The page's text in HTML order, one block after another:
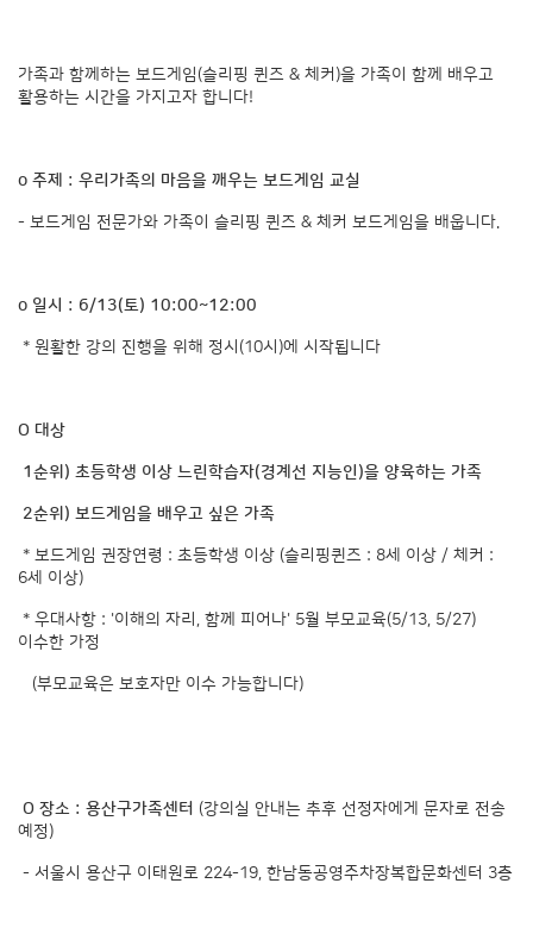
가족과 함께하는 보드게임(슬리핑 퀸즈 & 체커)을 가족이 함께 배우고
활용하는 시간을 가지고자 합니다!
o 주제 : 우리가족의 마음을 깨우는 보드게임 교실
- 보드게임 전문가와 가족이 슬리핑 퀸즈 & 체커 보드게임을 배웁니다.
o 일시 : 6/13(토) 10:00~12:00
* 원활한 강의 진행을 위해 정시(10시)에 시작됩니다
O 대상
1순위) 초등학생 이상 느린학습자(경계선 지능인)을 양육하는 가족
2순위) 보드게임을 배우고 싶은 가족
* 보드게임 권장연령 : 초등학생 이상 (슬리핑퀸즈 : 8세 이상 / 체커 :
6세 이상)
* 우대사항 : '이해의 자리, 함께 피어나' 5월 부모교육(5/13, 5/27)
이수한 가정
(부모교육은 보호자만 이수 가능합니다)
O 장소 : 용산구가족센터 (강의실 안내는 추후 선정자에게 문자로 전송
예정)
- 서울시 용산구 이태원로 224-19, 한남동공영주차장복합문화센터 3층